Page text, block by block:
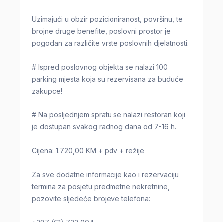
Uzimajući u obzir pozicioniranost, površinu, te
brojne druge benefite, poslovni prostor je
pogodan za različite vrste poslovnih djelatnosti.
# Ispred poslovnog objekta se nalazi 100
parking mjesta koja su rezervisana za buduće
zakupce!
# Na posljednjem spratu se nalazi restoran koji
je dostupan svakog radnog dana od 7-16 h.
Cijena: 1.720,00 KM + pdv + režije
Za sve dodatne informacije kao i rezervaciju
termina za posjetu predmetne nekretnine,
pozovite sljedeće brojeve telefona: